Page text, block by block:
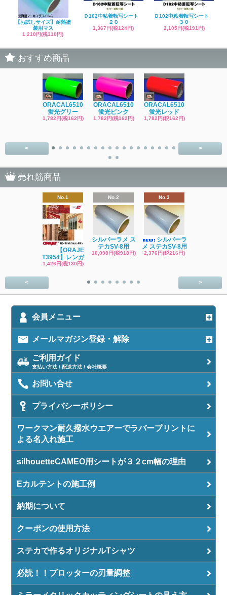
【お試しサイズ】耐熱塗
装用マス
1,210円(税110円)
Ｄ102中粘着転写シート
２０
1,367円(税124円)
Ｄ102中粘着転写シート
３０
2,105円(税191円)
おすすめ商品
ORACAL6510
蛍光グリー
1,782円(税162円)
ORACAL6510
蛍光ピンク
1,782円(税162円)
ORACAL6510
蛍光レッド
1,782円(税162円)
< >
売れ筋商品
No.1
【ORAJE
T3954】レンガ
1,426円(税130円)
No.2
シルバーラメ ス
テカSV-8用
10,098円(税918円)
No.3
シルバーラ
メ ステカSV-8用
2,376円(税216円)
< >
会員メニュー
メールマガジン登録・解除
ご利用ガイド
支払い方法 / 配送方法 / 会社概要
お問い合せ
プライバシーポリシー
ワークマン耐久撥水ウエアーでラバープリントに
よる名入れ施工
silhouetteCAMEO用シートが３２cm幅の理由
Eカルテントの施工例
納期について
クーポンの使用方法
ステカで作るオリジナルTシャツ
必読！！プロッターの刃量調整